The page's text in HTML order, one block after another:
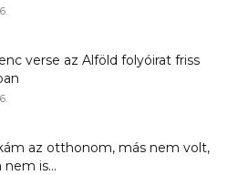
verse az Alföld folyóirat friss
az otthonom, más nem volt,
nem is...